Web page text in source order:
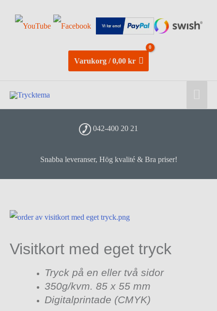
Varukorg /0,00 kr
042-400 20 21
Snabba leveranser, Hög kvalité & Bra priser!
Visitkort med eget tryck
Tryck på en eller två sidor
350g/kvm. 85 x 55 mm
Digitalprintade (CMYK)